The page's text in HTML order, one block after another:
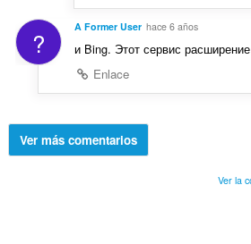
? A Former User hace 6 años
и Bing. Этот сервис
Enlace
Ver más comentarios
Ver la